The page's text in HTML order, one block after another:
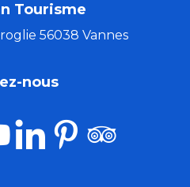
Tourisme
56038 Vannes
nous